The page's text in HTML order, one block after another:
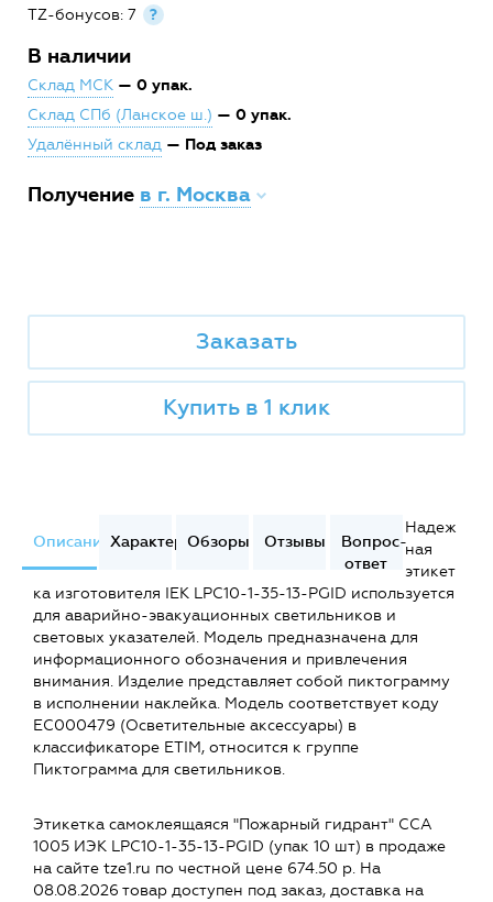
TZ-бонусов: 7 ?
В наличии
Склад МСК — 0 упак.
Склад СПб (Ланское ш.) — 0 упак.
Удалённый склад — Под заказ
Получение в г. Москва
Заказать
Купить в 1 клик
ОписаниеХарактеристики
Обзоры Отзывы
Вопрос-
ответ
Надеж
ная
этикет
ка изготовителя IEK LPC10-1-35-13-PGID используется
для аварийно-эвакуационных светильников и
световых указателей. Модель предназначена для
информационного обозначения и привлечения
внимания. Изделие представляет собой пиктограмму
в исполнении наклейка. Модель соответствует коду
EC000479 (Осветительные аксессуары) в
классификаторе ETIM, относится к группе
Пиктограмма для светильников.
Этикетка самоклеящаяся "Пожарный гидрант" ССА
1005 ИЭК LPC10-1-35-13-PGID (упак 10 шт) в продаже
на сайте tze1.ru по честной цене 674.50 р. На
08.08.2026 товар доступен под заказ, доставка на